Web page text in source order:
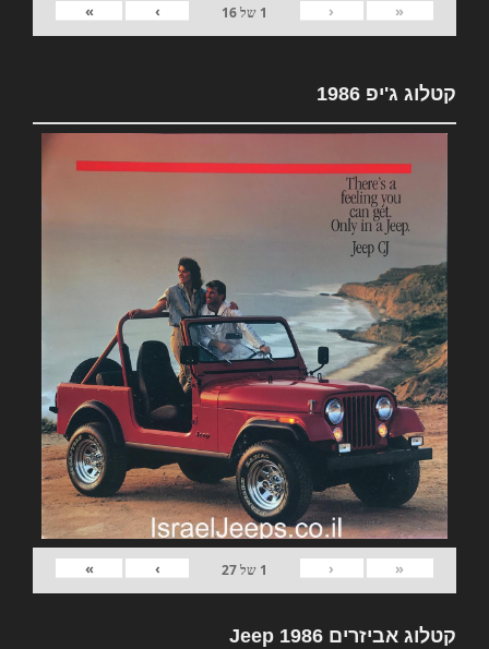
«
‹
1 של16
›
»
קטלוג ג'יפ 1986
«
‹
1 של27
›
»
קטלוג אביזרים Jeep 1986